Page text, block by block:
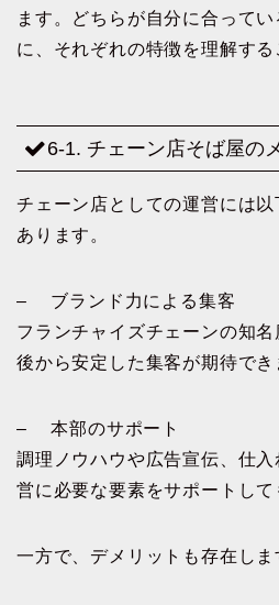
ます。どちらが自分に合って
に、それぞれの特徴を理解する
6-1. チェーン店そば屋の
チェーン店としての運営には
あります。
– ブランド力による集客
フランチャイズチェーンの知
後から安定した集客が期待でき
– 本部のサポート
調理ノウハウや広告宣伝、仕
営に必要な要素をサポートして
一方で、デメリットも存在しま